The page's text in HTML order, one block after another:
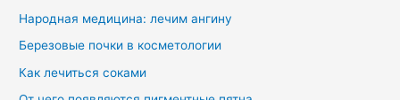
Народная медицина: лечим ангину
Березовые почки в косметологии
Как лечиться соками